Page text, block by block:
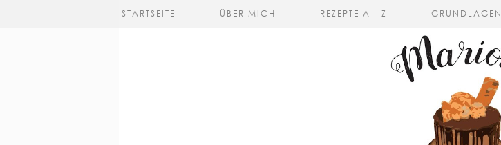
STARTSEITE ÜBER MICH REZEPTE A - Z GRUNDLAGEN